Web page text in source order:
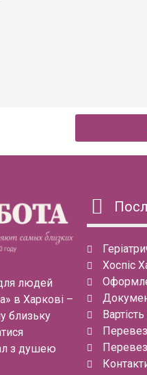
людей
в Харкові –
близьку
з душею
Хоспіс